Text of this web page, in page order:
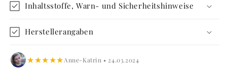
Inhaltsstoffe, Warn- und Sicherheitshinweise
Herstellerangaben
★★★★★Anne-Katrin • 24.03.2024